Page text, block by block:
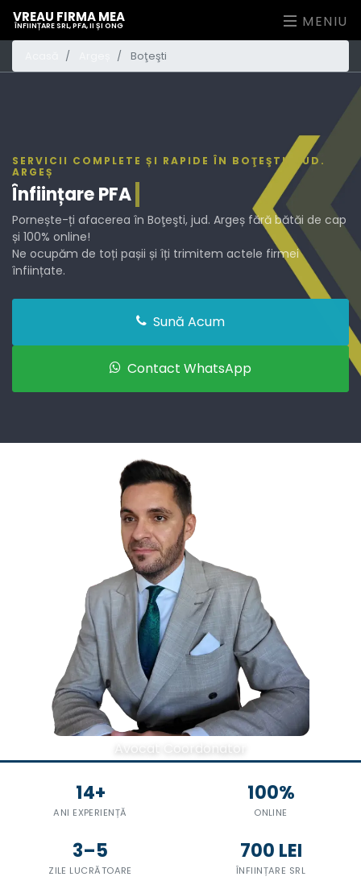
VREAU FIRMA MEA
ÎNFIINȚARE SRL, PFA, II ȘI ONG MENIU
Boţeşti
SERVICII COMPLETE ȘI RAPIDE ÎN BOŢEŞTI, JUD.
ARGEȘ
ÎnființarePFA
Pornește-ți afacerea în Boţeşti, jud. Argeș fără bătăi de cap
și 100% online!
Ne ocupăm de toți pașii și îți trimitem actele firmei
înființate.
Sună Acum
Contact WhatsApp
Avocat Coordonator
14+
ANI EXPERIENȚĂ
100%
ONLINE
3–5
ZILE LUCRĂTOARE
700 LEI
ÎNFIINȚARE SRL